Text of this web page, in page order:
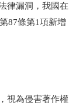
律漏洞，我國在
87條第1項新增
視為侵害著作權